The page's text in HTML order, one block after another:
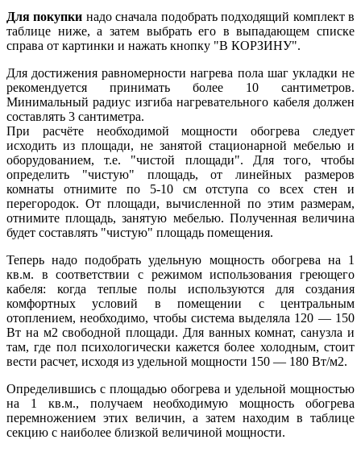
Для покупки надо сначала подобрать подходящий комплект в
таблице ниже, а затем выбрать его в выпадающем списке
справа от картинки и нажать кнопку "В КОРЗИНУ".
Для достижения равномерности нагрева пола шаг укладки не
рекомендуется принимать более 10 сантиметров.
Минимальный радиус изгиба нагревательного кабеля должен
составлять 3 сантиметра.
При расчёте необходимой мощности обогрева следует
исходить из площади, не занятой стационарной мебелью и
оборудованием, т.е. "чистой площади". Для того, чтобы
определить "чистую" площадь, от линейных размеров
комнаты отнимите по 5-10 см отступа со всех стен и
перегородок. От площади, вычисленной по этим размерам,
отнимите площадь, занятую мебелью. Полученная величина
будет составлять "чистую" площадь помещения.
Теперь надо подобрать удельную мощность обогрева на 1
кв.м. в соответствии с режимом использования греющего
кабеля: когда теплые полы используются для создания
комфортных условий в помещении с центральным
отоплением, необходимо, чтобы система выделяла 120 — 150
Вт на м2 свободной площади. Для ванных комнат, санузла и
там, где пол психологически кажется более холодным, стоит
вести расчет, исходя из удельной мощности 150 — 180 Вт/м2.
Определившись с площадью обогрева и удельной мощностью
на 1 кв.м., получаем необходимую мощность обогрева
перемножением этих величин, а затем находим в таблице
секцию с наиболее близкой величиной мощности.